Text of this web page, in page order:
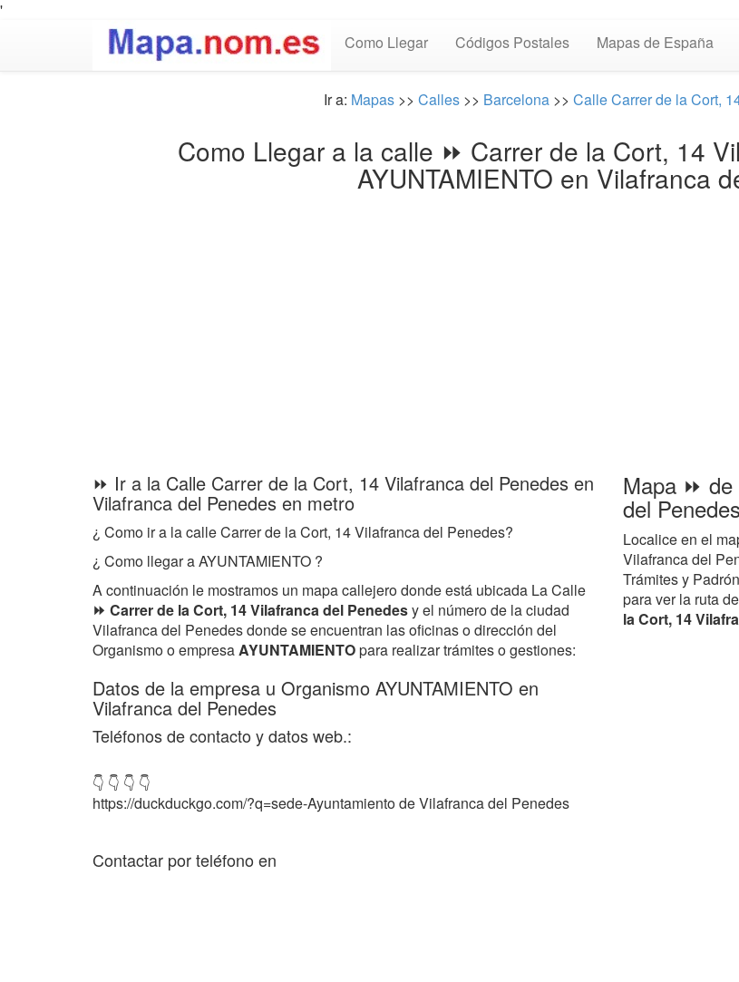
'
Como Llegar
Códigos Postales Mapas de España
Ir a: Mapas >> Calles >> Barcelona >> Calle Carrer de la Cort,
Como Llegar a la calle ⏩ Carrer de la Cort, 14
AYUNTAMIENTO en Vilafranca
⏩ Ir a la Calle Carrer de la Cort, 14 Vilafranca del Penedes en
Vilafranca del Penedes en metro
¿ Como ir a la calle Carrer de la Cort, 14 Vilafranca del Penedes?
¿ Como llegar a AYUNTAMIENTO ?
A continuación le mostramos un mapa callejero donde está ubicada La Calle
⏩ Carrer de la Cort, 14 Vilafranca del Penedesy el número de la ciudad
Vilafranca del Penedes donde se encuentran las oficinas o dirección del
Organismo o empresaAYUNTAMIENTOpara realizar trámites o gestiones:
Datos de la empresa u Organismo AYUNTAMIENTO en
Vilafranca del Penedes
Teléfonos de contacto y datos web.:
👇 👇 👇 👇
https://duckduckgo.com/?q=sede-Ayuntamiento de Vilafranca del Penedes
Contactar por teléfono en
Mapa ⏩
del
Localice en el
Vilafranca del
Trámites y
para ver la ruta
la Cort, 14